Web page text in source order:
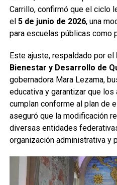
Carrillo, confirmó que el ciclo
el 5 de junio de 2026, una
para escuelas públicas como
Este ajuste, respaldado por el
Bienestar y Desarrollo de
gobernadora Mara Lezama,
educativa y garantizar que
cumplan conforme al plan de
aseguró que la modificación
diversas entidades
organización administrativa y